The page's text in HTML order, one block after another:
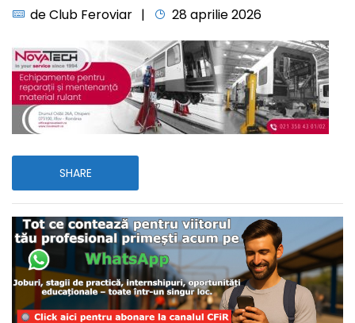
deClub Feroviar 28 aprilie 2026
SHARE